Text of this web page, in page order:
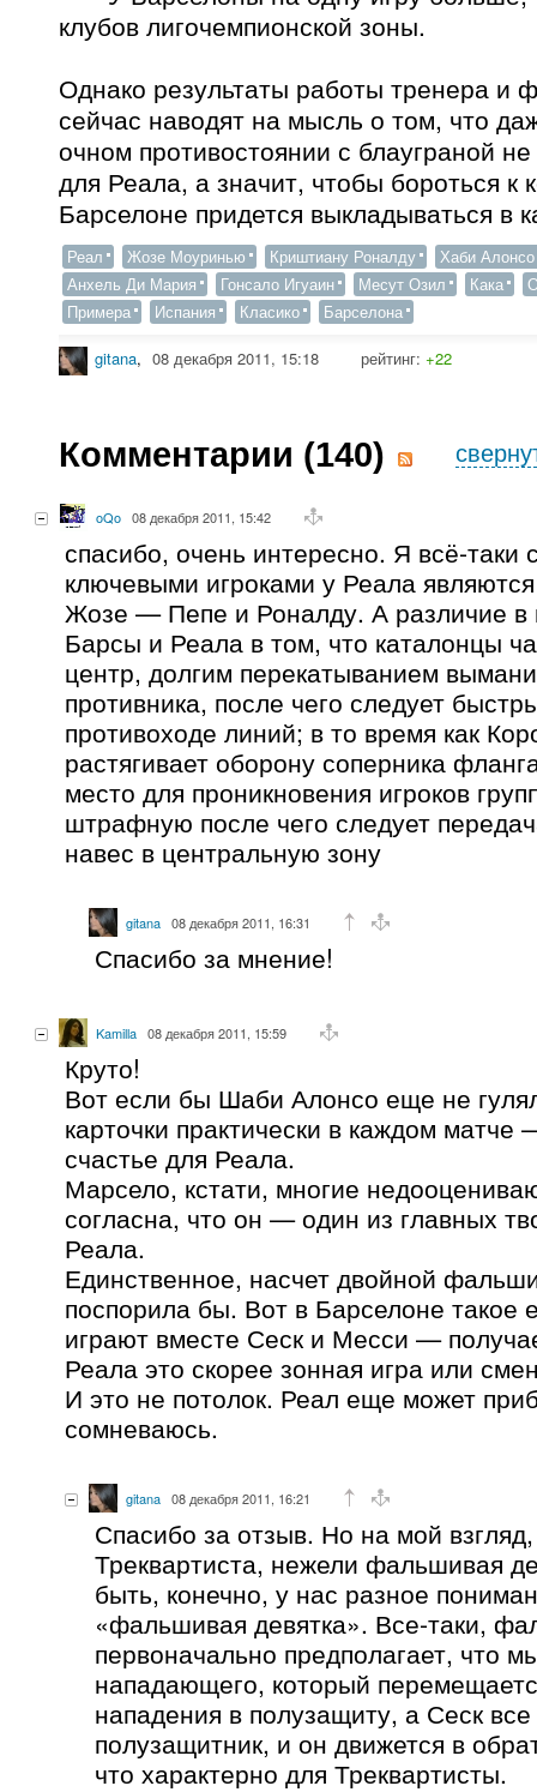
клубов лигочемпионской зоны.
Однако результаты работы тренера и
сейчас наводят на мысль о том, что
очном противостоянии с блауграной не
для Реала, а значит, чтобы бороться
Барселоне придется выкладываться в
Реал Жозе Моуринью Криштиану Роналду
Хаби Алонсо
Анхель Ди Мария
Гонсало Игуаин Месут Озил Кака
Примера
Испания Класико Барселона
gitana, 08 декабря 2011, 15:18 рейтинг: +22
Комментарии (140)
oQo 08 декабря 2011, 15:42
спасибо, очень интересно. Я всё-таки
ключевыми игроками у Реала
Жозе — Пепе и Роналду. А различие в
Барсы и Реала в том, что каталонцы
центр, долгим перекатыванием
противника, после чего следует
противоходе линий; в то время как
растягивает оборону соперника
место для проникновения игроков
штрафную после чего следует
навес в центральную зону
gitana 08 декабря 2011, 16:31
Спасибо за мнение!
Kamilla 08 декабря 2011, 15:59
Круто!
Вот если бы Шаби Алонсо еще не
карточки практически в каждом
счастье для Реала.
Марсело, кстати, многие
согласна, что он — один из главных
Реала.
Единственное, насчет двойной
поспорила бы. Вот в Барселоне такое
играют вместе Сеск и Месси —
Реала это скорее зонная игра или
И это не потолок. Реал еще может
сомневаюсь.
gitana 08 декабря 2011, 16:21
Спасибо за отзыв. Но на мой
Треквартиста, нежели фальшивая
быть, конечно, у нас разное
«фальшивая девятка». Все-таки,
первоначально предполагает, что
нападающего, который
нападения в полузащиту, а Сеск
полузащитник, и он движется в
что характерно для Треквартисты.